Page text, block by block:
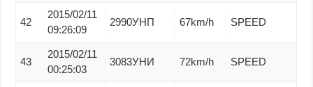
42
2015/02/11
09:26:09
2990УНП 67km/h SPEED
43
2015/02/11
00:25:03
3083УНИ 72km/h SPEED